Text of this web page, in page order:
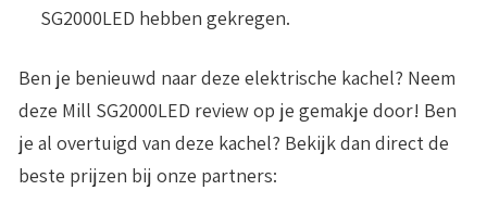
SG2000LED hebben gekregen.
Ben je benieuwd naar deze elektrische kachel? Neem
deze Mill SG2000LED review op je gemakje door! Ben
je al overtuigd van deze kachel? Bekijk dan direct de
beste prijzen bij onze partners: